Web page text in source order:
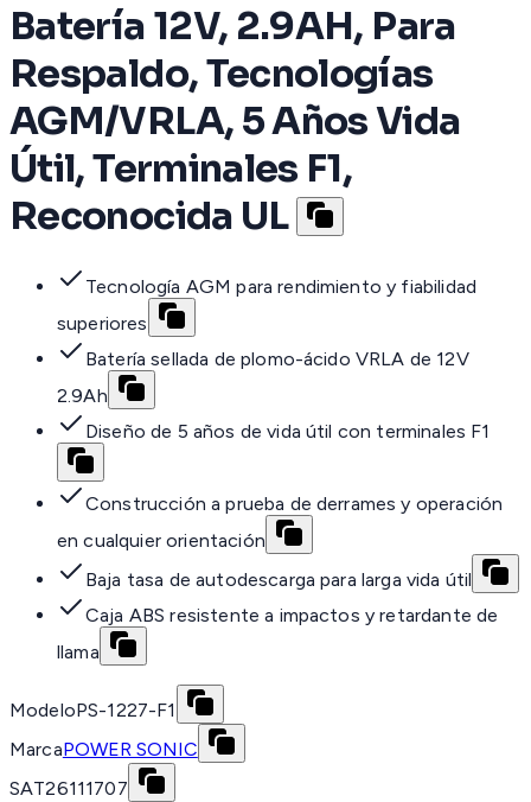
Batería 12V, 2.9AH, Para
Respaldo, Tecnologías
AGM/VRLA, 5 Años Vida
Útil, Terminales F1,
Reconocida UL
Tecnología AGM para rendimiento y fiabilidad
superiores
Batería sellada de plomo-ácido VRLA de 12V
2.9Ah
Diseño de 5 años de vida útil con terminales F1
Construcción a prueba de derrames y operación
en cualquier orientación
Baja tasa de autodescarga para larga vida útil
Caja ABS resistente a impactos y retardante de
llama
ModeloPS-1227-F1
MarcaPOWER SONIC
SAT26111707